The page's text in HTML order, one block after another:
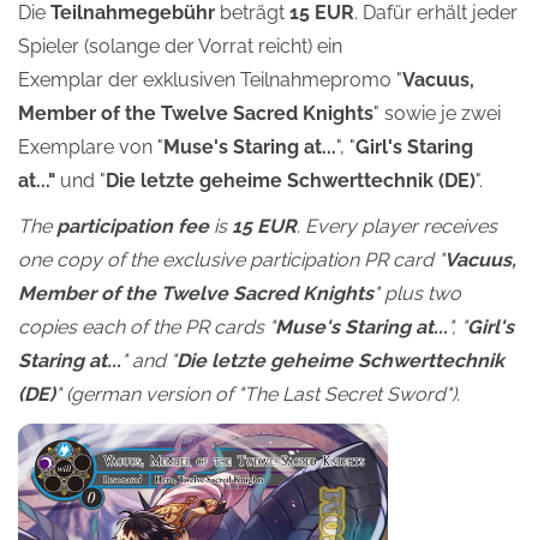
Die Teilnahmegebühr beträgt 15 EUR. Dafür erhält jeder
Spieler (solange der Vorrat reicht) ein
Exemplar der exklusiven Teilnahmepromo "Vacuus,
Member of the Twelve Sacred Knights" sowie je zwei
Exemplare von " Muse's Staring at...", "Girl's Staring
at..." und " Die letzte geheime Schwerttechnik (DE)".
The participation feeis 15 EUR. Every player receives
one copy of the exclusive participation PR card "Vacuus,
Member of the Twelve Sacred Knights" plus two
copies each of the PR cards "Muse's Staring at... ", "Girl's
Staring at... " and "Die letzte geheime Schwerttechnik
(DE)" (german version of "The Last Secret Sword").